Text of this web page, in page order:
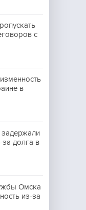
с
в
за долга в
Омска
из-за